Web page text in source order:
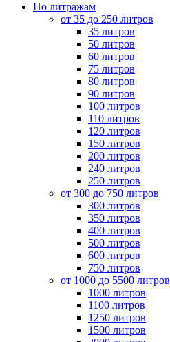
По литражам
от 35 до 250 литров
35 литров
50 литров
60 литров
75 литров
80 литров
90 литров
100 литров
110 литров
120 литров
150 литров
200 литров
240 литров
250 литров
от 300 до 750 литров
300 литров
350 литров
400 литров
500 литров
600 литров
750 литров
от 1000 до 5500 литров
1000 литров
1100 литров
1250 литров
1500 литров